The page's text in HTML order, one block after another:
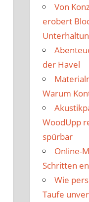
Von
erobert
der Havel
Warum
WoodUpp
spürbar
Online-
Schritten
Wie
Taufe